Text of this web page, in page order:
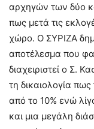
αρχηγών των δύο
πως μετά τις
χώρο. Ο ΣΥΡΙΖΑ
αποτέλεσμα που
διαχειριστεί ο Σ.
τη δικαιολογία
από το 10% ενώ
και μια μεγάλη